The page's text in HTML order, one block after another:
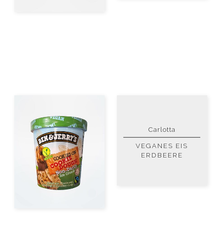
Carlotta
VEGANES EIS
ERDBEERE